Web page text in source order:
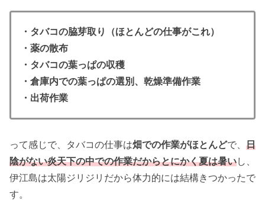
・タバコの脇芽取り（ほとんどの仕事がこれ）
・薬の散布
・タバコの葉っぱの収穫
・倉庫内での葉っぱの選別、乾燥準備作業
・出荷作業
って感じで、タバコの仕事は畑での作業がほとんどで、 日
陰がない炎天下の中での作業だからとにかく夏は暑いし、
伊江島は太陽ジリジリだから体力的には結構きつかったで
す。